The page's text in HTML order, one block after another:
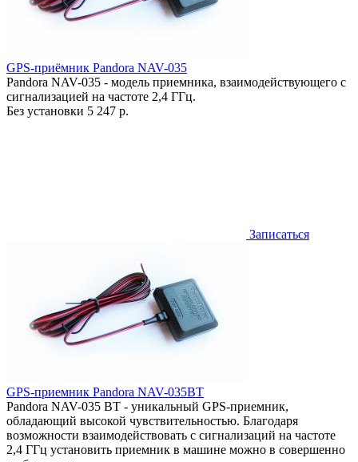
GPS-приёмник Pandora NAV-035
Pandora NAV-035 - модель приемника, взаимодействующего с
сигнализацией на частоте 2,4 ГГц.
Без установки 5 247 р.
Записаться
GPS-приемник Pandora NAV-035BT
Pandora NAV-035 BT - уникальный GPS-приемник,
обладающий высокой чувствительностью. Благодаря
возможности взаимодействовать с сигнализаций на частоте
2,4 ГГц установить приемник в машине можно в совершенно